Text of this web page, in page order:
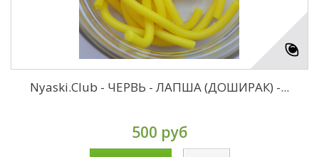
Nyaski.Club - ЧЕРВЬ - ЛАПША (ДОШИРАК) -...
500 руб